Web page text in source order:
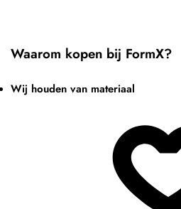
Waarom kopen bij FormX?
Wij houden van materiaal